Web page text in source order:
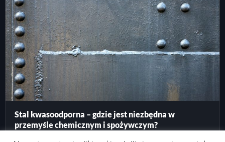
Stal kwasoodporna – gdzie jest niezbędna w
przemyśle chemicznym i spożywczym?